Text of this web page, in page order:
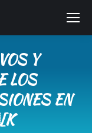
Y
LOS
EN